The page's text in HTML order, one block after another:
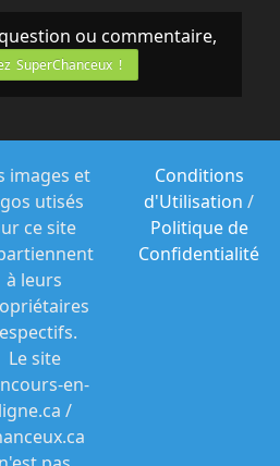
ou commentaire,
SuperChanceux !
images et
utisés
ce site
à leurs
Le site
en-
ligne.ca /
Conditions
d'Utilisation /
Politique de
Confidentialité